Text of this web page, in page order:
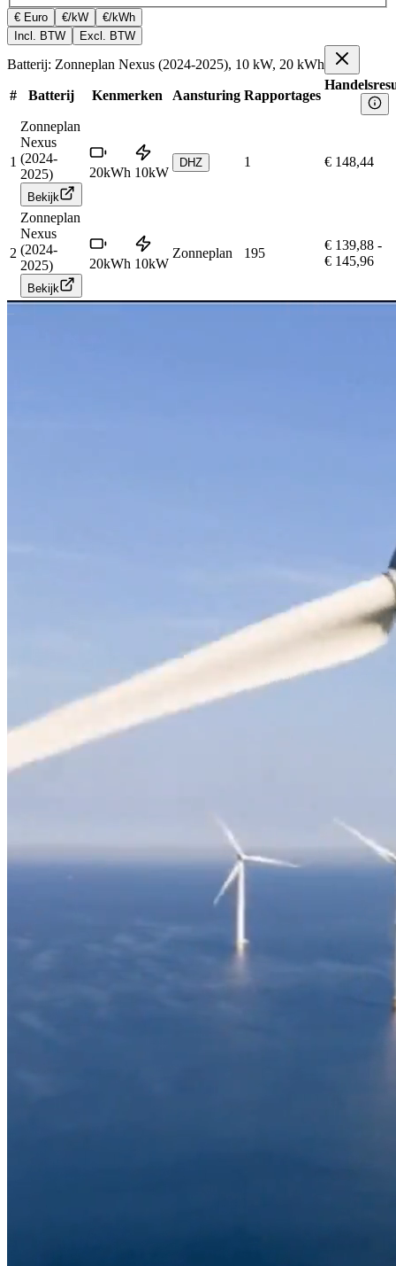
€ Euro €/kW
€/kWh
Incl. BTW
Excl. BTW
Batterij: Zonneplan Nexus (2024-2025), 10 kW, 20 kWh
# Batterij Kenmerken Aansturing Rapportages
1
Zonneplan
Nexus
(2024-
2025)
Bekijk
20kWh 10kW
DHZ 1 € 148,44
2
Zonneplan
Nexus
(2024-
2025)
Bekijk
20kWh 10kW
Zonneplan 195
€ 139,88 -
€ 145,96